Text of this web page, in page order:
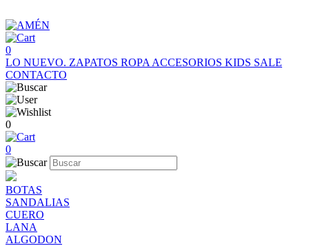
0
LO NUEVO. ZAPATOS ROPA ACCESORIOS KIDS SALE
CONTACTO
0
0
BOTAS
SANDALIAS
CUERO
LANA
ALGODON